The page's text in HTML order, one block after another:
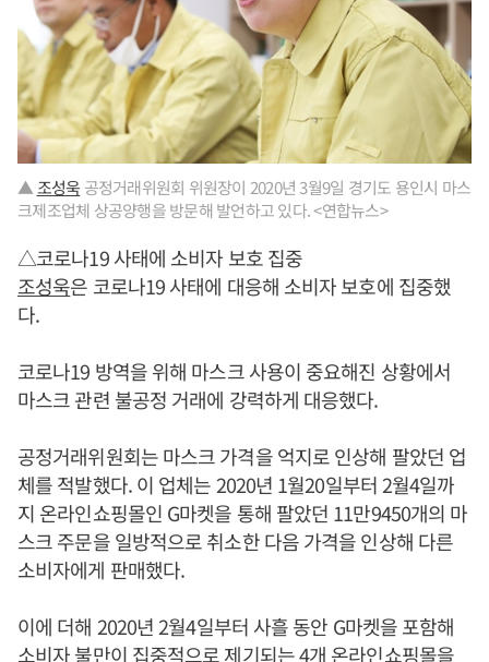
▲조성욱 공정거래위원회 위원장이 2020년 3월9일 경기도 용인시 마스
크제조업체 상공양행을 방문해 발언하고 있다. <연합뉴스>
△코로나19 사태에 소비자 보호 집중
조성욱은 코로나19 사태에 대응해 소비자 보호에 집중했
다.
코로나19 방역을 위해 마스크 사용이 중요해진 상황에서
마스크 관련 불공정 거래에 강력하게 대응했다.
공정거래위원회는 마스크 가격을 억지로 인상해 팔았던 업
체를 적발했다. 이 업체는 2020년 1월20일부터 2월4일까
지 온라인쇼핑몰인 G마켓을 통해 팔았던 11만9450개의 마
스크 주문을 일방적으로 취소한 다음 가격을 인상해 다른
소비자에게 판매했다.
이에 더해 2020년 2월4일부터 사흘 동안 G마켓을 포함해
소비자 불만이 집중적으로 제기되는 4개 온라인쇼핑몰을